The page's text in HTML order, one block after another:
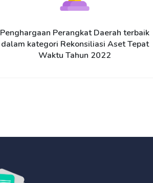
Penghargaan Perangkat Daerah terbaik
dalam kategori Rekonsiliasi Aset Tepat
Waktu Tahun 2022